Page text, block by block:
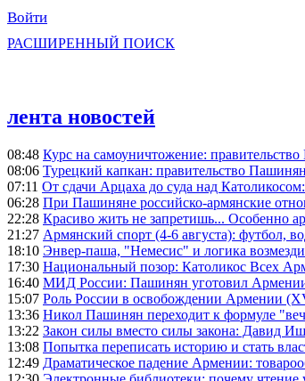
Войти
РАСШИРЕННЫЙ ПОИСК
лента новостей
08:48 Курс на самоуничтожение:
08:06 Турецкий капкан: правительство
07:11 От сдачи Арцаха до суда над
06:28 При Пашиняне российско-армянские
22:28 Красиво жить не запретишь... Особенно
21:27 Армянский спорт (4-6 августа): футбол,
18:10 Энвер-паша, "Немесис" и логика
17:30 Национальный позор: Католикос Всех
16:40 МИД России: Пашинян уготовил Армении
15:07 Роль России в освобождении Армении
13:36 Никол Пашинян переходит к формуле
13:22 Закон силы вместо силы закона: Давид
13:08 Попытка переписать историю и стать
12:49 Драматическое падение Армении: